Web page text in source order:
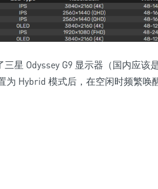
三星 Odyssey G9 显示器（国内应该
为 Hybrid 模式后，在空闲时频繁唤